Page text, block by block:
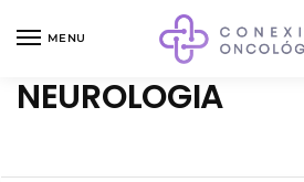
MENU
NEUROLOGIA